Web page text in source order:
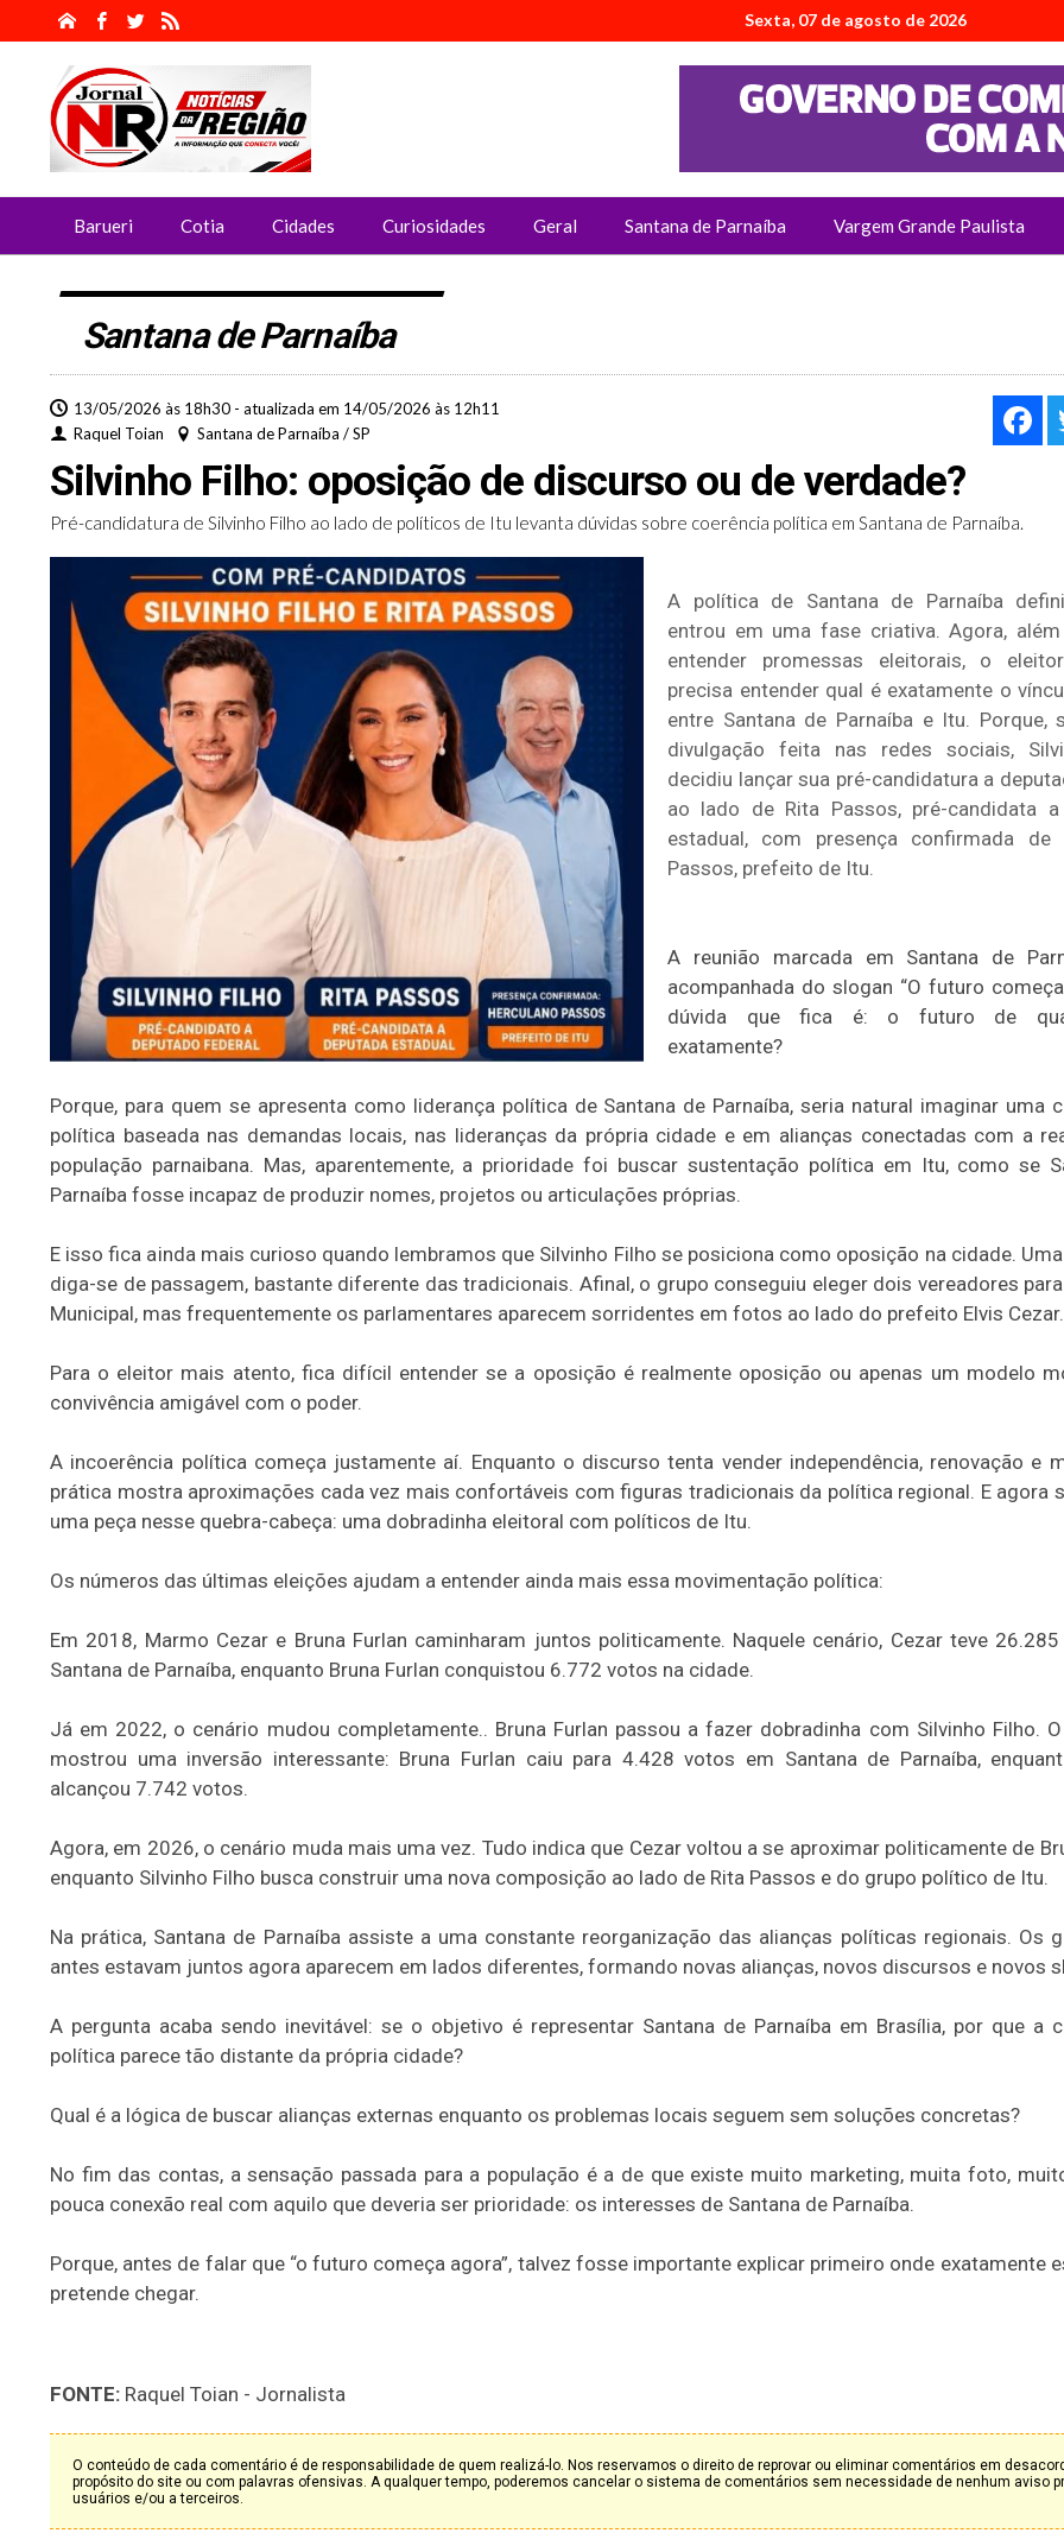
Sexta, 07 de agosto de 2026
Barueri Cotia Cidades Curiosidades Geral Santana de Parnaíba Vargem Grande Paulista
Santana de Parnaíba
13/05/2026 às 18h30 - atualizada em 14/05/2026 às 12h11
Raquel Toian
Santana de Parnaíba / SP
Silvinho Filho: oposição de discurso ou de verdade?
Pré-candidatura de Silvinho Filho ao lado de políticos de Itu levanta dúvidas sobre coerência política em Santana de Parnaíba.
A política de Santana de Parnaíba
entrou em uma fase criativa. Agora,
entender promessas eleitorais, o
precisa entender qual é exatamente o
entre Santana de Parnaíba e Itu. Porque,
divulgação feita nas redes sociais,
decidiu lançar sua pré-candidatura a
ao lado de Rita Passos, pré-candidata a
estadual, com presença confirmada de
Passos, prefeito de Itu.
A reunião marcada em Santana de
acompanhada do slogan “O futuro
dúvida que fica é: o futuro de
exatamente?
Porque, para quem se apresenta como liderança política de Santana de Parnaíba, seria natural imaginar uma
política baseada nas demandas locais, nas lideranças da própria cidade e em alianças conectadas com a
população parnaibana. Mas, aparentemente, a prioridade foi buscar sustentação política em Itu, como se
Parnaíba fosse incapaz de produzir nomes, projetos ou articulações próprias.
E isso fica ainda mais curioso quando lembramos que Silvinho Filho se posiciona como oposição na cidade.
diga-se de passagem, bastante diferente das tradicionais. Afinal, o grupo conseguiu eleger dois vereadores
Municipal, mas frequentemente os parlamentares aparecem sorridentes em fotos ao lado do prefeito Elvis Cezar.
Para o eleitor mais atento, fica difícil entender se a oposição é realmente oposição ou apenas um modelo
convivência amigável com o poder.
A incoerência política começa justamente aí. Enquanto o discurso tenta vender independência, renovação e
prática mostra aproximações cada vez mais confortáveis com figuras tradicionais da política regional. E agora
uma peça nesse quebra-cabeça: uma dobradinha eleitoral com políticos de Itu.
Os números das últimas eleições ajudam a entender ainda mais essa movimentação política:
Em 2018, Marmo Cezar e Bruna Furlan caminharam juntos politicamente. Naquele cenário, Cezar teve
Santana de Parnaíba, enquanto Bruna Furlan conquistou 6.772 votos na cidade.
Já em 2022, o cenário mudou completamente.. Bruna Furlan passou a fazer dobradinha com Silvinho Filho.
mostrou uma inversão interessante: Bruna Furlan caiu para 4.428 votos em Santana de Parnaíba,
alcançou 7.742 votos.
Agora, em 2026, o cenário muda mais uma vez. Tudo indica que Cezar voltou a se aproximar politicamente de
enquanto Silvinho Filho busca construir uma nova composição ao lado de Rita Passos e do grupo político de Itu.
Na prática, Santana de Parnaíba assiste a uma constante reorganização das alianças políticas regionais. Os
antes estavam juntos agora aparecem em lados diferentes, formando novas alianças, novos discursos e novos
A pergunta acaba sendo inevitável: se o objetivo é representar Santana de Parnaíba em Brasília, por que a
política parece tão distante da própria cidade?
Qual é a lógica de buscar alianças externas enquanto os problemas locais seguem sem soluções concretas?
No fim das contas, a sensação passada para a população é a de que existe muito marketing, muita foto,
pouca conexão real com aquilo que deveria ser prioridade: os interesses de Santana de Parnaíba.
Porque, antes de falar que “o futuro começa agora”, talvez fosse importante explicar primeiro onde exatamente
pretende chegar.
FONTE: Raquel Toian - Jornalista
O conteúdo de cada comentário é de responsabilidade de quem realizá-lo. Nos reservamos o direito de reprovar ou eliminar comentários em
propósito do site ou com palavras ofensivas. A qualquer tempo, poderemos cancelar o sistema de comentários sem necessidade de nenhum aviso
usuários e/ou a terceiros.